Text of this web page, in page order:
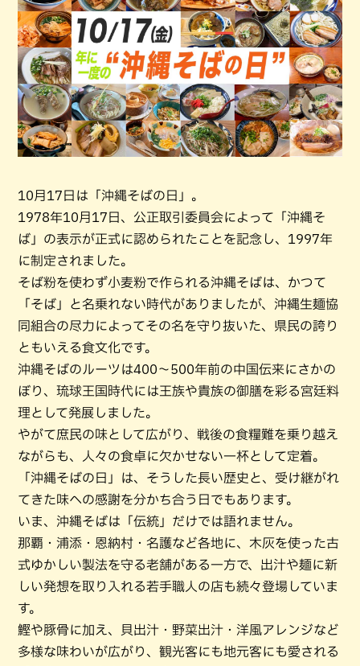
10月17日は「沖縄そばの日」。
1978年10月17日、公正取引委員会によって「沖縄そ
ば」の表示が正式に認められたことを記念し、1997年
に制定されました。
そば粉を使わず小麦粉で作られる沖縄そばは、かつて
「そば」と名乗れない時代がありましたが、沖縄生麺協
同組合の尽力によってその名を守り抜いた、県民の誇り
ともいえる食文化です。
沖縄そばのルーツは400〜500年前の中国伝来にさかの
ぼり、琉球王国時代には王族や貴族の御膳を彩る宮廷料
理として発展しました。
やがて庶民の味として広がり、戦後の食糧難を乗り越え
ながらも、人々の食卓に欠かせない一杯として定着。
「沖縄そばの日」は、そうした長い歴史と、受け継がれ
てきた味への感謝を分かち合う日でもあります。
いま、沖縄そばは「伝統」だけでは語れません。
那覇・浦添・恩納村・名護など各地に、木灰を使った古
式ゆかしい製法を守る老舗がある一方で、出汁や麺に新
しい発想を取り入れる若手職人の店も続々登場していま
す。
鰹や豚骨に加え、貝出汁・野菜出汁・洋風アレンジなど
多様な味わいが広がり、観光客にも地元客にも愛される